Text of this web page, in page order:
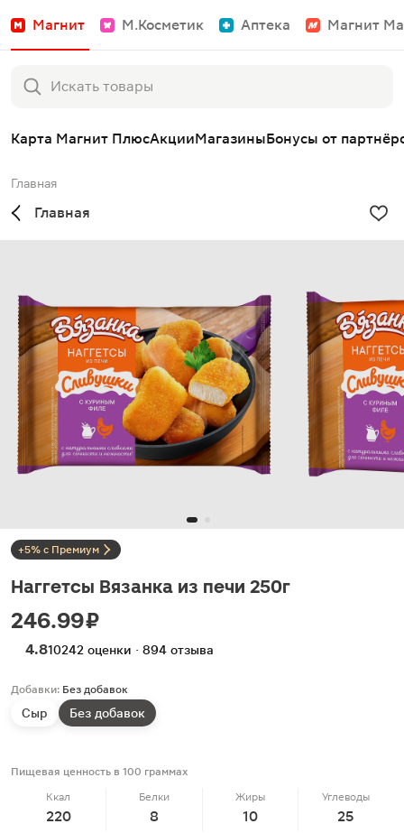
Магнит М.Косметик Аптека Магнит
Карта Магнит ПлюсАкцииМагазиныБонусы от
Главная
Главная
+5% с Премиум
Наггетсы Вязанка из печи 250г
246.99 ₽
4.810242 оценки · 894 отзыва
Добавки: Без добавок
Сыр Без добавок
Пищевая ценность в 100 граммах
Ккал
220
Белки
8
Жиры
10
Углеводы
25